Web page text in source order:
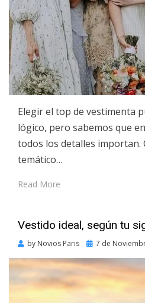
Elegir el top de vestimenta
lógico, pero sabemos que
todos los detalles importan.
temático…
Read More
Vestido ideal, según tu
by Novios Paris
Posted
7 de